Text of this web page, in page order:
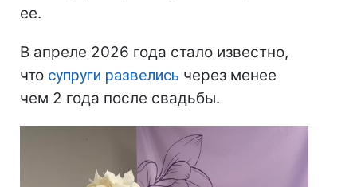
ее.
В апреле 2026 года стало известно,
что супруги развелись через менее
чем 2 года после свадьбы.